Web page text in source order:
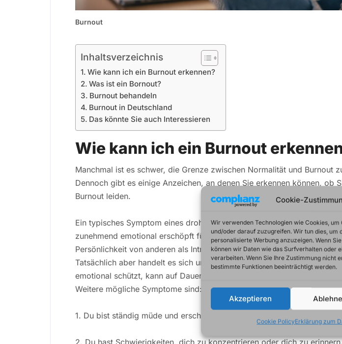
Cookie-
Wir verwenden Technologien wie Cookies,
und/oder darauf zuzugreifen. Wir tun dies, um
personalisierte Werbung anzuzeigen. Wenn
können wir Daten wie das Surfverhalten oder
verarbeiten. Wenn Sie Ihre Zustimmung nicht
bestimmte Funktionen beeinträchtigt werden.
Akzeptieren
Cookie PolicyErklärung zum
Burnout
Inhaltsverzeichnis
Wie kann ich ein Burnout erkennen?
Was ist ein Bornout?
Burnout behandeln
Burnout in Deutschland
Das könnte Sie auch Interessieren
Wie kann ich ein Burnout
Manchmal ist es schwer, die Grenze zwischen Normalität und Burnout
Dennoch gibt es einige Anzeichen, an denen Sie erkennen können, ob
Burnout leiden.
Ein typisches Symptom eines drohenden Burnouts ist, dass sich
zunehmend emotional erschöpft fühlen. Oft wird diese Veränderung der
Persönlichkeit von anderen als Introversion oder gar Depression
Tatsächlich aber handelt es sich um eine Art
emotional schützt, kann auf Dauer nicht mehr für andere da sein.
Weitere mögliche Symptome sind:
1. Du bist ständig müde und erschöpft, auch wenn du genug geschlafen
2. Du hast Schwierigkeiten, dich zu konzentrieren oder dich zu